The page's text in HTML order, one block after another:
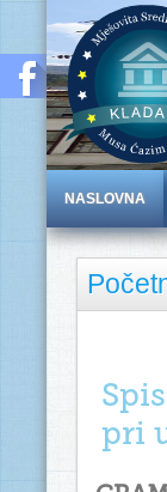
NASLOVNA
pri